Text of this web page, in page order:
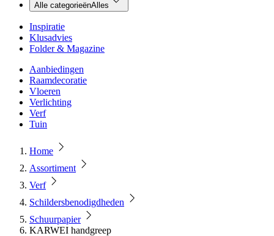
Alle categorieënAlles
Inspiratie
Klusadvies
Folder & Magazine
Aanbiedingen
Raamdecoratie
Vloeren
Verlichting
Verf
Tuin
Home
Assortiment
Verf
Schildersbenodigdheden
Schuurpapier
KARWEI handgreep